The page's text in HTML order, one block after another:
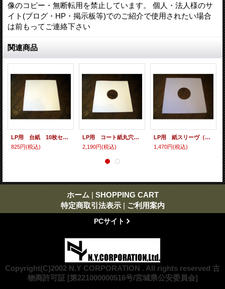
像のコピー・無断転用を禁止しています。 個人・法人様のサ
イト(ブログ・HP・掲示板等)でのご紹介で使用されたい場合
は前もってご連絡下さい
関連商品
LP用 台紙 10枚セット
825円(税込)
LP用 コート紙丸穴ジャケ 10枚セット
2,190円(税込)
LP用 紙スリーヴ（レギュラー 四角の角） 10枚セット
1,470円(税込)
ホーム | SHOPPING CART
特定商取引法表示 | ご利用案内
PCサイト
Copyright(C)2002 N.Y CORPORATION . All rights reserved 古
物商許可証 [第221000000516号/宮城県公安委員会]